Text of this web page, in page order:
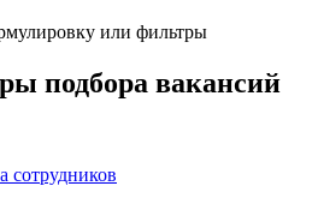
или фильтры
подбора вакансий
сотрудников